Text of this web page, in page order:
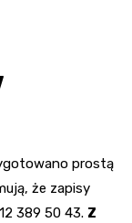
prostą
że zapisy
389 50 43. Z